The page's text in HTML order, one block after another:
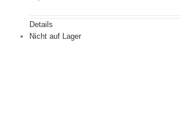
Details
Nicht auf Lager